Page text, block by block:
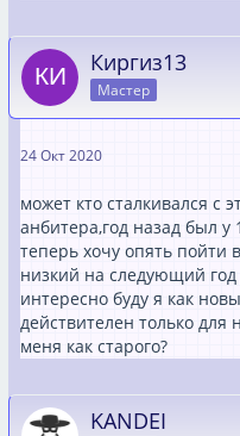
Киргиз13
Мастер
24 Окт 2020
может кто сталкивался с
анбитера,год назад был
теперь хочу опять пойти
низкий на следующий
интересно буду я как
действителен только
меня как старого?
KANDEI